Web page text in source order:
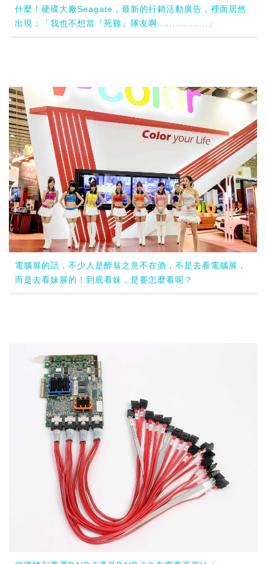
什麼！硬碟大廠Seagate，最新的行銷活動廣告，裡面居然
出現：「我也不想當『死雞』隊友啊.................」
電腦展的話，不少人是醉翁之意不在酒，不是去看電腦展，
而是去看妹展的！到底看妹，是要怎麼看呢？